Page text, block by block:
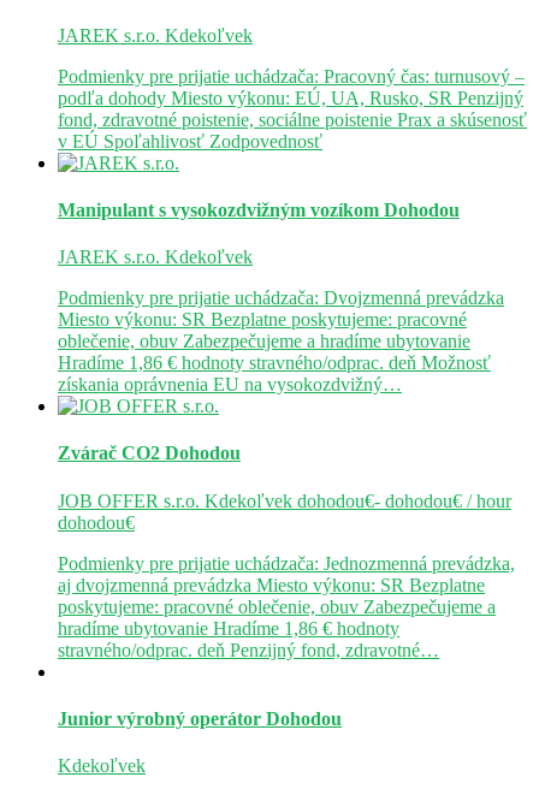
JAREK s.r.o. Kdekoľvek
Podmienky pre prijatie uchádzača: Pracovný čas: turnusový –
podľa dohody Miesto výkonu: EÚ, UA, Rusko, SR Penzijný
fond, zdravotné poistenie, sociálne poistenie Prax a skúsenosť
v EÚ Spoľahlivosť Zodpovednosť
Manipulant s vysokozdvižným vozíkom Dohodou
JAREK s.r.o. Kdekoľvek
Podmienky pre prijatie uchádzača: Dvojzmenná prevádzka
Miesto výkonu: SR Bezplatne poskytujeme: pracovné
oblečenie, obuv Zabezpečujeme a hradíme ubytovanie
Hradíme 1,86 € hodnoty stravného/odprac. deň Možnosť
získania oprávnenia EU na vysokozdvižný…
Zvárač CO2 Dohodou
JOB OFFER s.r.o. Kdekoľvek dohodou€- dohodou€ / hour
dohodou€
Podmienky pre prijatie uchádzača: Jednozmenná prevádzka,
aj dvojzmenná prevádzka Miesto výkonu: SR Bezplatne
poskytujeme: pracovné oblečenie, obuv Zabezpečujeme a
hradíme ubytovanie Hradíme 1,86 € hodnoty
stravného/odprac. deň Penzijný fond, zdravotné…
Junior výrobný operátor Dohodou
Kdekoľvek